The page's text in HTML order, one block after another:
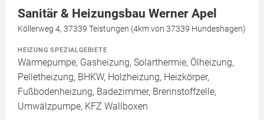
Sanitär & Heizungsbau Werner Apel
Köllerweg 4, 37339 Teistungen (4km von 37339 Hundeshagen)
HEIZUNG SPEZIALGEBIETE
Wärmepumpe, Gasheizung, Solarthermie, Ölheizung,
Pelletheizung, BHKW, Holzheizung, Heizkörper,
Fußbodenheizung, Badezimmer, Brennstoffzelle,
Umwälzpumpe, KFZ Wallboxen